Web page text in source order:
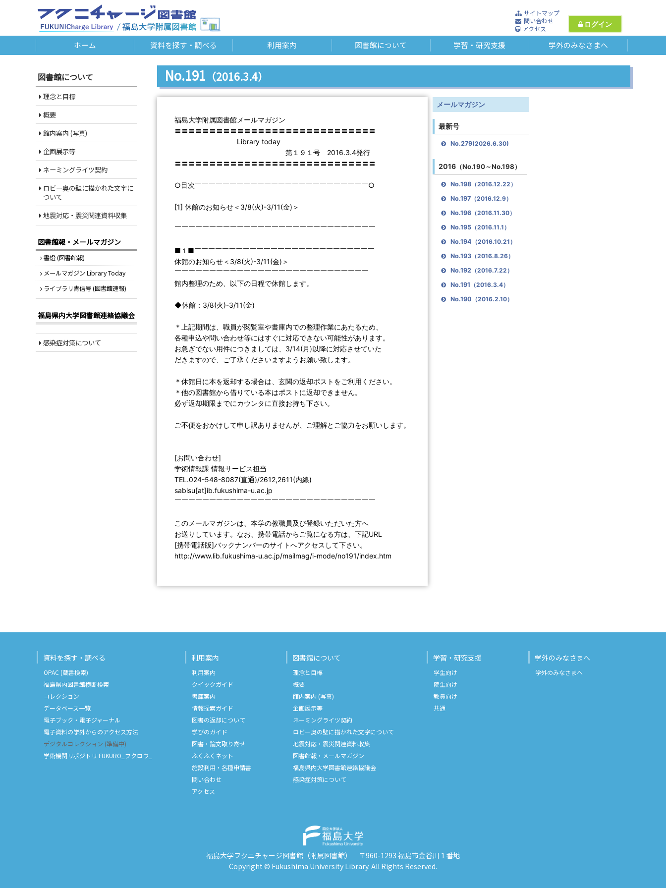
サイトマップ
問い合わせ
アクセス
ログイン
ホーム 資料を探す・調べる 利用案内 図書館について 学習・研究支援 学外のみなさまへ
No.191 （2016.3.4）
福島大学附属図書館メールマガジン
〓〓〓〓〓〓〓〓〓〓〓〓〓〓〓〓〓〓〓〓〓〓〓〓〓〓〓〓〓
Library today
第１９１号 2016.3.4発行
〓〓〓〓〓〓〓〓〓〓〓〓〓〓〓〓〓〓〓〓〓〓〓〓〓〓〓〓〓
○目次￣￣￣￣￣￣￣￣￣￣￣￣￣￣￣￣￣￣￣￣￣￣￣￣￣○
[1] 休館のお知らせ＜3/8(火)-3/11(金)＞
￣￣￣￣￣￣￣￣￣￣￣￣￣￣￣￣￣￣￣￣￣￣￣￣￣￣￣￣￣
■１■￣￣￣￣￣￣￣￣￣￣￣￣￣￣￣￣￣￣￣￣￣￣￣￣￣￣
休館のお知らせ＜3/8(火)-3/11(金)＞
￣￣￣￣￣￣￣￣￣￣￣￣￣￣￣￣￣￣￣￣￣￣￣￣￣￣￣￣
館内整理のため、以下の日程で休館します。
◆休館：3/8(火)-3/11(金)
＊上記期間は、職員が閲覧室や書庫内での整理作業にあたるため、
各種申込や問い合わせ等にはすぐに対応できない可能性があります。
お急ぎでない用件につきましては、3/14(月)以降に対応させていた
だきますので、ご了承くださいますようお願い致します。
＊休館日に本を返却する場合は、玄関の返却ポストをご利用ください。
＊他の図書館から借りている本はポストに返却できません。
必ず返却期限までにカウンタに直接お持ち下さい。
ご不便をおかけして申し訳ありませんが、ご理解とご協力をお願いします。
[お問い合わせ]
学術情報課 情報サービス担当
TEL.024-548-8087(直通)/2612,2611(内線)
sabisu[at]ib.fukushima-u.ac.jp
￣￣￣￣￣￣￣￣￣￣￣￣￣￣￣￣￣￣￣￣￣￣￣￣￣￣￣￣￣
このメールマガジンは、本学の教職員及び登録いただいた方へ
お送りしています。なお、携帯電話からご覧になる方は、下記URL
[携帯電話版]バックナンバーのサイトへアクセスして下さい。
http://www.lib.fukushima-u.ac.jp/mailmag/i-mode/no191/index.htm
メールマガジン
最新号
No.279(2026.6.30)
2016 （No.190～No.198）
No.198 （2016.12.22）
No.197 （2016.12.9）
No.196 （2016.11.30）
No.195 （2016.11.1）
No.194 （2016.10.21）
No.193 （2016.8.26）
No.192 （2016.7.22）
No.191 （2016.3.4）
No.190 （2016.2.10）
図書館について
理念と目標
概要
館内案内 (写真)
企画展示等
ネーミングライツ契約
ロビー奥の壁に描かれた文字に
ついて
地震対応・震災関連資料収集
図書館報・メールマガジン
書燈 (図書館報)
メールマガジン Library Today
ライブラリ青信号 (図書館速報)
福島県内大学図書館連絡協議会
感染症対策について
資料を探す・調べる
OPAC (蔵書検索)
福島県内図書館横断検索
コレクション
データベース一覧
電子ブック・電子ジャーナル
電子資料の学外からのアクセス方法
デジタルコレクション (準備中)
学術機関リポジトリ FUKURO_フクロウ_
利用案内
利用案内
クイックガイド
書庫案内
情報探索ガイド
図書の返却について
学びのガイド
図書・論文取り寄せ
ふくふくネット
施設利用・各種申請書
問い合わせ
アクセス
図書館について
理念と目標
概要
館内案内 (写真)
企画展示等
ネーミングライツ契約
ロビー奥の壁に描かれた文字について
地震対応・震災関連資料収集
図書館報・メールマガジン
福島県内大学図書館連絡協議会
感染症対策について
学習・研究支援
学生向け
院生向け
教員向け
共通
学外のみなさまへ
学外のみなさまへ
福島大学フクニチャージ図書館（附属図書館）
〒960-1293 福島市金谷川１番地
Copyright © Fukushima University Library. All Rights Reserved.